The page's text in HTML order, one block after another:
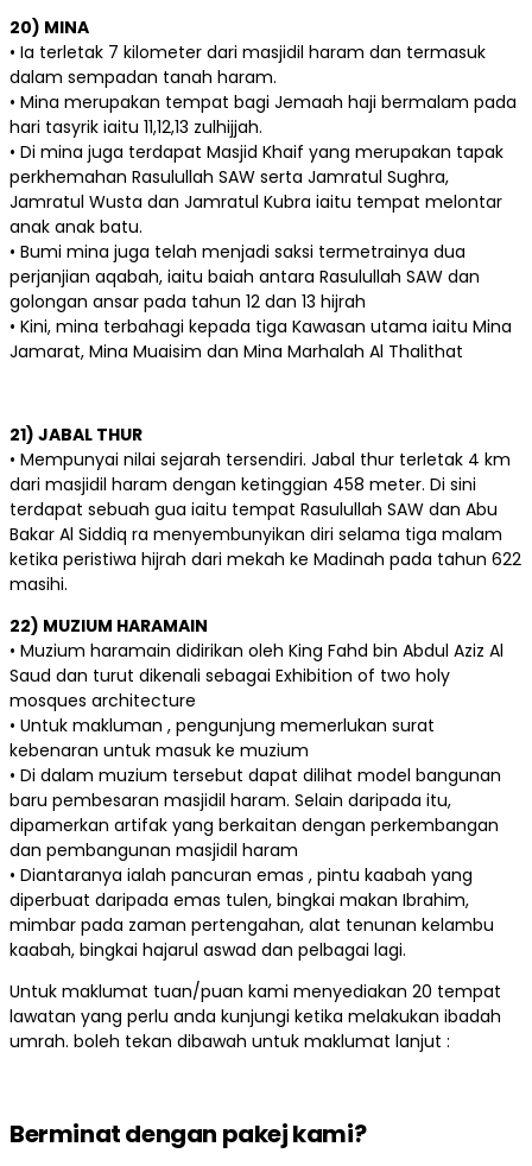
20) MINA
• Ia terletak 7 kilometer dari masjidil haram dan termasuk
dalam sempadan tanah haram.
• Mina merupakan tempat bagi Jemaah haji bermalam pada
hari tasyrik iaitu 11,12,13 zulhijjah.
• Di mina juga terdapat Masjid Khaif yang merupakan tapak
perkhemahan Rasulullah SAW serta Jamratul Sughra,
Jamratul Wusta dan Jamratul Kubra iaitu tempat melontar
anak anak batu.
• Bumi mina juga telah menjadi saksi termetrainya dua
perjanjian aqabah, iaitu baiah antara Rasulullah SAW dan
golongan ansar pada tahun 12 dan 13 hijrah
• Kini, mina terbahagi kepada tiga Kawasan utama iaitu Mina
Jamarat, Mina Muaisim dan Mina Marhalah Al Thalithat
21) JABAL THUR
• Mempunyai nilai sejarah tersendiri. Jabal thur terletak 4 km
dari masjidil haram dengan ketinggian 458 meter. Di sini
terdapat sebuah gua iaitu tempat Rasulullah SAW dan Abu
Bakar Al Siddiq ra menyembunyikan diri selama tiga malam
ketika peristiwa hijrah dari mekah ke Madinah pada tahun 622
masihi.
22) MUZIUM HARAMAIN
• Muzium haramain didirikan oleh King Fahd bin Abdul Aziz Al
Saud dan turut dikenali sebagai Exhibition of two holy
mosques architecture
• Untuk makluman , pengunjung memerlukan surat
kebenaran untuk masuk ke muzium
• Di dalam muzium tersebut dapat dilihat model bangunan
baru pembesaran masjidil haram. Selain daripada itu,
dipamerkan artifak yang berkaitan dengan perkembangan
dan pembangunan masjidil haram
• Diantaranya ialah pancuran emas , pintu kaabah yang
diperbuat daripada emas tulen, bingkai makan Ibrahim,
mimbar pada zaman pertengahan, alat tenunan kelambu
kaabah, bingkai hajarul aswad dan pelbagai lagi.
Untuk maklumat tuan/puan kami menyediakan 20 tempat
lawatan yang perlu anda kunjungi ketika melakukan ibadah
umrah. boleh tekan dibawah untuk maklumat lanjut :
Berminat dengan pakej kami?